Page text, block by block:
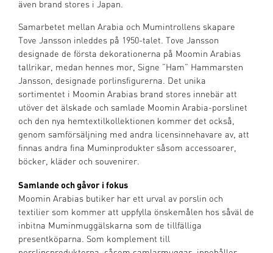
även brand stores i Japan.
Samarbetet mellan Arabia och Mumintrollens skapare
Tove Jansson inleddes på 1950-talet. Tove Jansson
designade de första dekorationerna på Moomin Arabias
tallrikar, medan hennes mor, Signe ”Ham” Hammarsten
Jansson, designade porlinsfigurerna. Det unika
sortimentet i Moomin Arabias brand stores innebär att
utöver det älskade och samlade Moomin Arabia-porslinet
och den nya hemtextilkollektionen kommer det också,
genom samförsäljning med andra licensinnehavare av, att
finnas andra fina Muminprodukter såsom accessoarer,
böcker, kläder och souvenirer.
Samlande och gåvor i fokus
Moomin Arabias butiker har ett urval av porslin och
textilier som kommer att uppfylla önskemålen hos såväl de
inbitna Muminmuggälskarna som de tillfälliga
presentköparna. Som komplement till